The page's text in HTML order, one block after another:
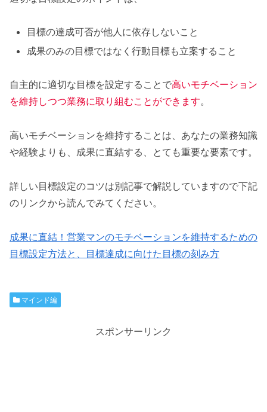
目標の達成可否が他人に依存しないこと
成果のみの目標ではなく行動目標も立案すること
自主的に適切な目標を設定することで高いモチベーション
を維持しつつ業務に取り組むことができます。
高いモチベーションを維持することは、あなたの業務知識
や経験よりも、成果に直結する、とても重要な要素です。
詳しい目標設定のコツは別記事で解説していますので下記
のリンクから読んでみてください。
成果に直結！営業マンのモチベーションを維持するための
目標設定方法と、目標達成に向けた目標の刻み方
マインド編
スポンサーリンク